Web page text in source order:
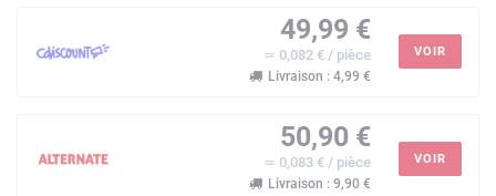
49,99 €
≃ 0,082 € / pièce
Livraison : 4,99 €
VOIR
50,90 €
≃ 0,083 € / pièce
Livraison : 9,90 €
VOIR